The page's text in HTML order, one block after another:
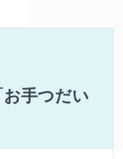
手つだい